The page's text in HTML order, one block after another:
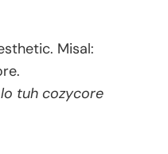
Misal:
tuh cozycore